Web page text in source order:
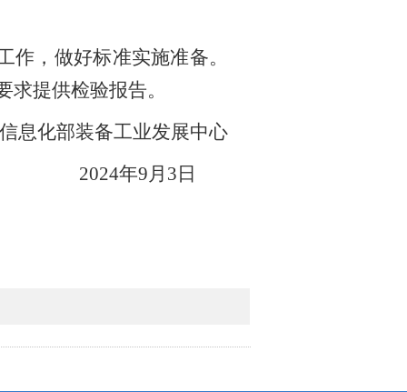
，做好标准实施准备。
提供检验报告。
息化部装备工业发展中心
2024年9月 3 日